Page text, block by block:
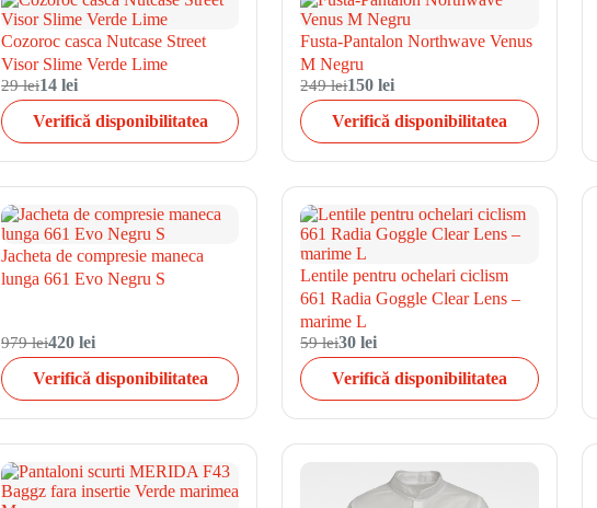
Cozoroc casca Nutcase Street
Visor Slime Verde Lime
29 lei14 lei
Verifică disponibilitatea
Fusta-Pantalon Northwave Venus
M Negru
249 lei150 lei
Verifică disponibilitatea
Jacheta de compresie maneca
lunga 661 Evo Negru S
979 lei420 lei
Verifică disponibilitatea
Lentile pentru ochelari ciclism
661 Radia Goggle Clear Lens –
marime L
59 lei30 lei
Verifică disponibilitatea